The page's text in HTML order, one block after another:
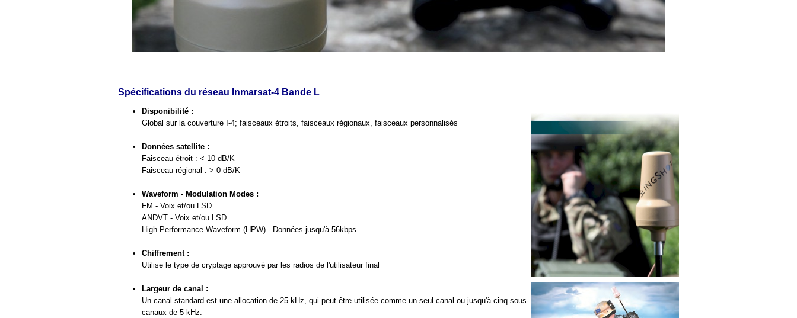
Spécifications du réseau Inmarsat-4 Bande L
Disponibilité :
Global sur la couverture I-4; faisceaux étroits, faisceaux régionaux, faisceaux personnalisés
Données satellite :
Faisceau étroit : < 10 dB/K
Faisceau régional : > 0 dB/K
Waveform - Modulation Modes :
FM - Voix et/ou LSD
ANDVT - Voix et/ou LSD
High Performance Waveform (HPW) - Données jusqu'à 56kbps
Chiffrement :
Utilise le type de cryptage approuvé par les radios de l'utilisateur final
Largeur de canal :
Un canal standard est une allocation de 25 kHz, qui peut être utilisée comme un seul canal ou jusqu'à cinq sous-
canaux de 5 kHz.